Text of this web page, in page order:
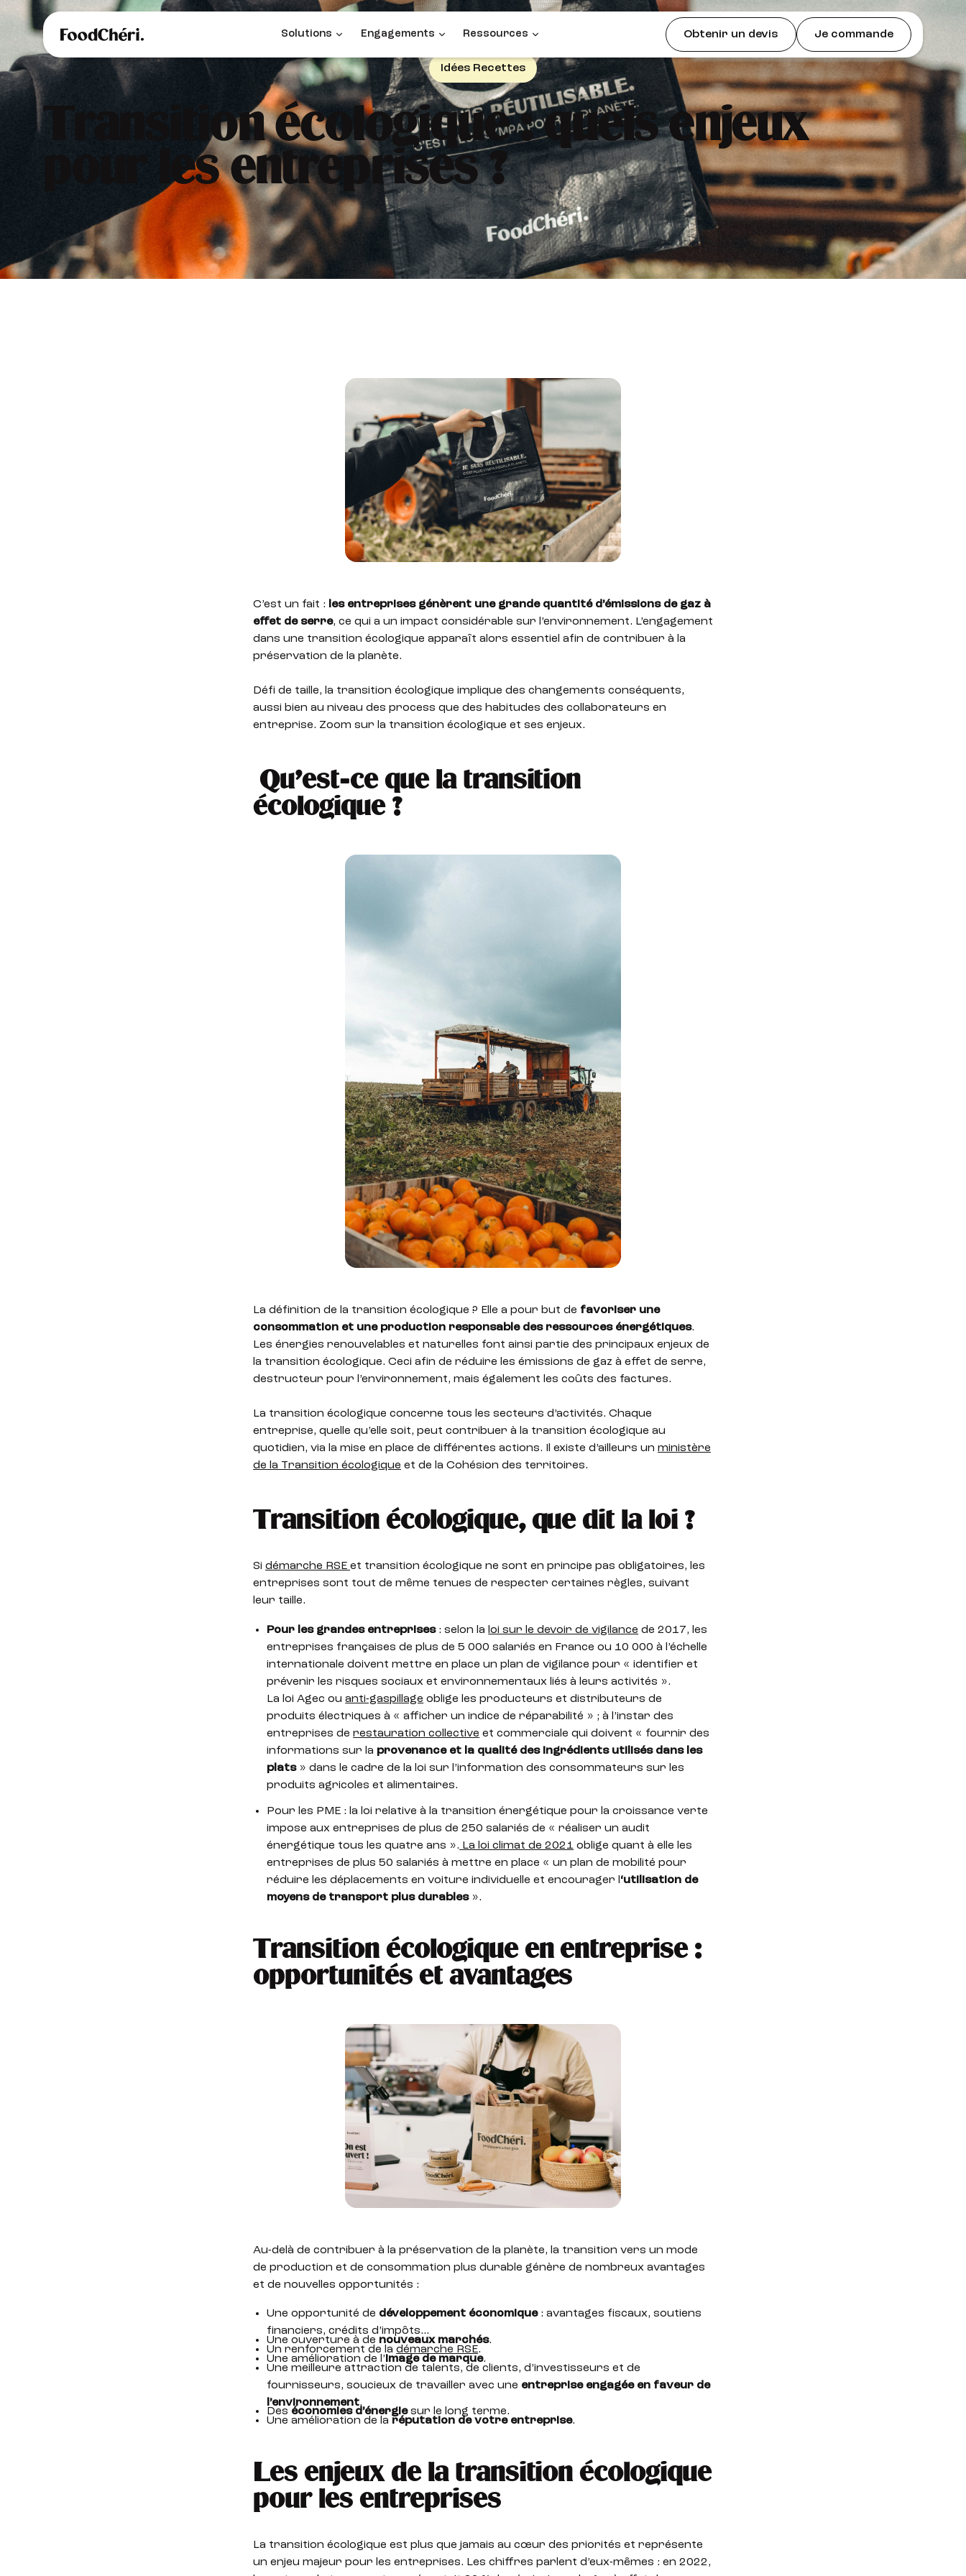
Solutions Engagements Ressources Obtenir un devis Je commande
Idées Recettes
Transition écologique : quels enjeux
pour les entreprises ?
C’est un fait :
les entreprises génèrent une grande quantité d’émissions de gaz à
effet de serre, ce qui a un impact considérable sur l’environnement. L’engagement
dans une transition écologique apparaît alors essentiel afin de contribuer à la
préservation de la planète.
Défi de taille, la transition écologique implique des changements conséquents,
aussi bien au niveau des process que des habitudes des collaborateurs en
entreprise. Zoom sur la transition écologique et ses enjeux.
Qu’est-ce que la transition
écologique ?
La définition de la transition écologique ? Elle a pour but de favoriser une
consommation et une production responsable des ressources énergétiques.
Les énergies renouvelables et naturelles font ainsi partie des principaux enjeux de
la transition écologique. Ceci afin de réduire les émissions de gaz à effet de serre,
destructeur pour l’environnement, mais également les coûts des factures.
La transition écologique concerne tous les secteurs d’activités. Chaque
entreprise, quelle qu’elle soit, peut contribuer à la transition écologique au
quotidien, via la mise en place de différentes actions. Il existe d’ailleurs un ministère
de la Transition écologique et de la Cohésion des territoires.
Transition écologique, que dit la loi ?
Si démarche RSE et transition écologique ne sont en principe pas obligatoires, les
entreprises sont tout de même tenues de respecter certaines règles, suivant
leur taille.
Pour les grandes entreprises: selon la loi sur le devoir de vigilance de 2017, les
entreprises françaises de plus de 5 000 salariés en France ou 10 000 à l’échelle
internationale doivent mettre en place un plan de vigilance pour « identifier et
prévenir les risques sociaux et environnementaux liés à leurs activités ».
La loi Agec ouanti-gaspillage oblige les producteurs et distributeurs de
produits électriques à « afficher un indice de réparabilité » ; à l’instar des
entreprises derestauration collective et commerciale qui doivent « fournir des
informations sur la provenance et la qualité des ingrédients utilisés dans les
plats» dans le cadre de la loi sur l’information des consommateurs sur les
produits agricoles et alimentaires.
Pour les PME : la loi relative à la transition énergétique pour la croissance verte
impose aux entreprises de plus de 250 salariés de « réaliser un audit
énergétique tous les quatre ans ». La loi climat de 2021 oblige quant à elle les
entreprises de plus 50 salariés à mettre en place « un plan de mobilité pour
réduire les déplacements en voiture individuelle et encourager l ‘utilisation de
moyens de transport plus durables».
Transition écologique en entreprise :
opportunités et avantages
Au-delà de contribuer à la préservation de la planète, la transition vers un mode
de production et de consommation plus durable génère de nombreux avantages
et de nouvelles opportunités :
Une opportunité de développement économique: avantages fiscaux, soutiens
financiers, crédits d’impôts…
Une ouverture à de nouveaux marchés.
Un renforcement de ladémarche RSE.
Une amélioration de l’ image de marque.
Une meilleure attraction de talents, de clients, d’investisseurs et de
fournisseurs, soucieux de travailler avec une entreprise engagée en faveur de
l’environnement.
Des économies d’énergiesur le long terme.
Une amélioration de la réputation de votre entreprise.
Les enjeux de la transition écologique
pour les entreprises
La transition écologique est plus que jamais au cœur des priorités et représente
un enjeu majeur pour les entreprises. Les chiffres parlent d’eux-mêmes : en 2022,